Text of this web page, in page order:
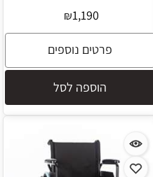
₪1,190
פרטים נוספים
הוספה לסל